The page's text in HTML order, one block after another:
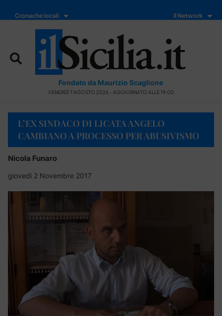
Cronache locali Il Network
Fondato da Maurizio Scaglione
VENERDÌ 7 AGOSTO 2026 - AGGIORNATO ALLE 19:00
L’EX SINDACO DI LICATA ANGELO
CAMBIANO A PROCESSO PER ABUSIVISMO
Nicola Funaro
giovedì 2 Novembre 2017